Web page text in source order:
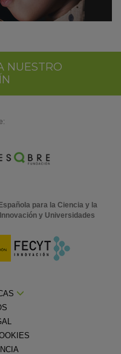
NUESTRO
para la Ciencia y la
y Universidades